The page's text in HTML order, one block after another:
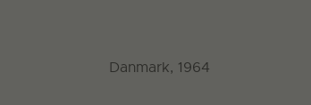
Danmark, 1964